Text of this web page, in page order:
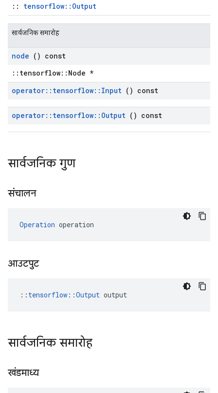
:: tensorflow::Output
सार्वजनिक समारोह
node () const
::tensorflow::Node *
operator:: tensorflow:: Input () const
operator:: tensorflow:: Output () const
सार्वजनिक गुण
संचालन
Operation operation
आउटपुट
:: tensorflow::Output output
सार्वजनिक समारोह
खंडमाध्य